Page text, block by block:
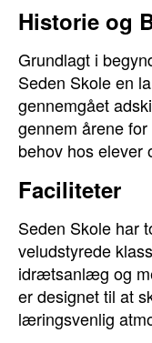
Historie og
Grundlagt i
Seden Skole en
gennemgået
gennem årene
behov hos elever
Faciliteter
Seden Skole har
veludstyrede
idrætsanlæg og
er designet til at
læringsvenlig